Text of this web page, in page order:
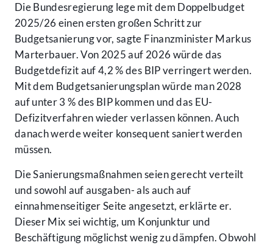
Die Bundesregierung lege mit dem Doppelbudget
2025/26 einen ersten großen Schritt zur
Budgetsanierung vor, sagte Finanzminister Markus
Marterbauer. Von 2025 auf 2026 würde das
Budgetdefizit auf 4,2 % des BIP verringert werden.
Mit dem Budgetsanierungsplan würde man 2028
auf unter 3 % des BIP kommen und das EU-
Defizitverfahren wieder verlassen können. Auch
danach werde weiter konsequent saniert werden
müssen.
Die Sanierungsmaßnahmen seien gerecht verteilt
und sowohl auf ausgaben- als auch auf
einnahmenseitiger Seite angesetzt, erklärte er.
Dieser Mix sei wichtig, um Konjunktur und
Beschäftigung möglichst wenig zu dämpfen. Obwohl